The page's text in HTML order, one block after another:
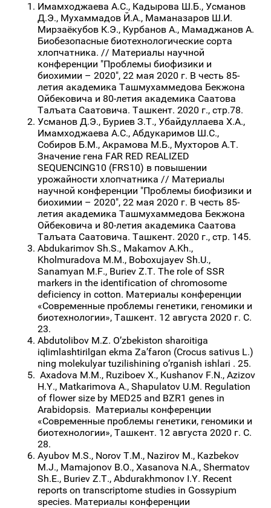
Имамходжаева А.С., Кадырова Ш.Б., Усманов
Д.Э., Мухаммадов Й.А., Маманазаров Ш.И.
Мирзаёкубов К.Э., Курбанов А., Мамаджанов А.
Биобезопасные биотехнологические сорта
хлопчатника. // Материалы научной
конференции "Проблемы биофизики и
биохимии – 2020", 22 мая 2020 г. В честь 85-
летия академика Ташмухаммедова Бекжона
Ойбековича и 80-летия академика Саатова
Талъата Саатовича. Ташкент. 2020 г., стр.78.
Усманов Д.Э., Буриев З.Т., Убайдуллаева Х.А.,
Имамходжаева А.С., Абдукаримов Ш.С.,
Собиров Б.М., Акрамова М.Б., Мухторов А.Т.
Значение гена FAR RED REALIZED
SEQUENCING10 (FRS10) в повышении
урожайности хлопчатника // Материалы
научной конференции "Проблемы биофизики и
биохимии – 2020", 22 мая 2020 г. В честь 85-
летия академика Ташмухаммедова Бекжона
Ойбековича и 80-летия академика Саатова
Талъата Саатовича. Ташкент. 2020 г., стр. 145.
Abdukarimov Sh.S., Makamov A.Kh.,
Kholmuradova M.M., Boboxujayev Sh.U.,
Sanamyan M.F., Buriev Z.T. The role of SSR
markers in the identification of chromosome
deficiency in cotton. Материалы конференции
«Современные проблемы генетики, геномики и
биотехнологии», Ташкент. 12 августа 2020 г. С.
23.
Abdutolibov M.Z. O’zbekiston sharoitiga
iqlimlashtirilgan ekma Za’faron (Crocus sativus L.)
ning molekulyar tuzilishining o’rganish ishlari . 25.
Axadova M.M., Ruziboev X., Kushanov F.N., Azizov
H.Y., Matkarimova A., Shapulatov U.M. Regulation
of flower size by MED25 and BZR1 genes in
Arabidopsis. Материалы конференции
«Современные проблемы генетики, геномики и
биотехнологии», Ташкент. 12 августа 2020 г. С.
28.
Ayubov M.S., Norov T.M., Nazirov M., Kazbekov
M.J., Mamajonov B.O., Xasanova N.A., Shermatov
Sh.E., Buriev Z.T., Abdurakhmonov I.Y. Recent
reports on transcriptome studies in Gossypium
species. Материалы конференции